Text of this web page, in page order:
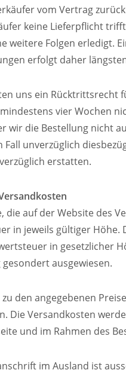
vom Vertrag
keine Lieferpflicht
weitere Folgen erledigt.
erfolgt daher
uns ein Rücktrittsrecht
vier Wochen
wir die Bestellung nicht
Fall unverzüglich
erstatten.
die auf der Website des
in jeweils gültiger Höhe.
in gesetzlicher
ausgewiesen.
zu den angegebenen
Die Versandkosten
und im Rahmen des
im Ausland ist